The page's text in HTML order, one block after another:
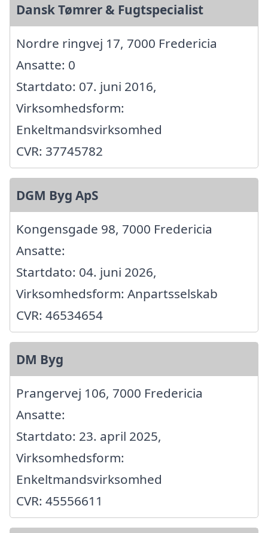
Dansk Tømrer & Fugtspecialist
Nordre ringvej 17, 7000 Fredericia
Ansatte: 0
Startdato: 07. juni 2016,
Virksomhedsform:
Enkeltmandsvirksomhed
CVR: 37745782
DGM Byg ApS
Kongensgade 98, 7000 Fredericia
Ansatte:
Startdato: 04. juni 2026,
Virksomhedsform: Anpartsselskab
CVR: 46534654
DM Byg
Prangervej 106, 7000 Fredericia
Ansatte:
Startdato: 23. april 2025,
Virksomhedsform:
Enkeltmandsvirksomhed
CVR: 45556611